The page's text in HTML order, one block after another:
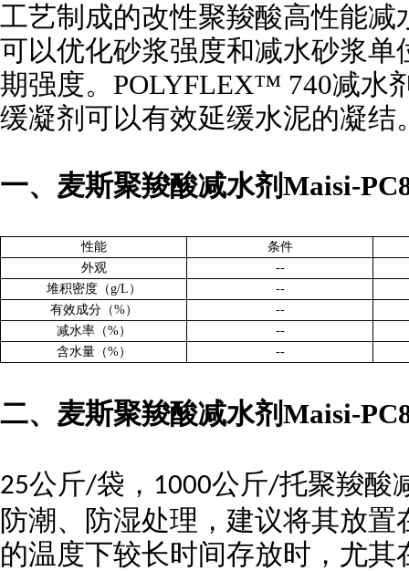
工艺制成的改性聚羧酸高性能
可以优化砂浆强度和减水砂浆
期强度。 POLYFLEX™ 740减水
缓凝剂可以有效延缓水泥的凝结
一、麦斯聚羧酸减水剂Maisi-
性能
条件
外观
--
堆积密度（g/L）
--
有效成分（%）
--
减水率（%）
--
含水量（%） --
二、麦斯聚羧酸减水剂Maisi-
25公斤/袋， 1000公斤/托聚羧酸
防潮、防湿处理，建议将其放
的温度下较长时间存放时，尤